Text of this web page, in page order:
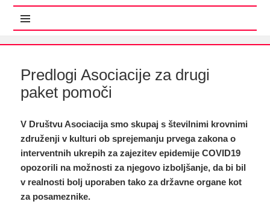
Predlogi Asociacije za drugi
paket pomoči
V Društvu Asociacija smo skupaj s številnimi krovnimi
združenji v kulturi ob sprejemanju prvega zakona o
interventnih ukrepih za zajezitev epidemije COVID19
opozorili na možnosti za njegovo izboljšanje, da bi bil
v realnosti bolj uporaben tako za državne organe kot
za posameznike.